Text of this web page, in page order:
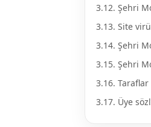
3.12. Şehri
3.13. Site
3.14. Şehri
3.15. Şehri
3.16.
3.17. Üye